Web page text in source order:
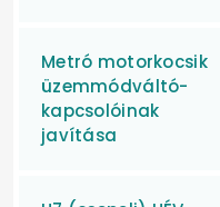
Metró motorkocsik
üzemmódváltó-
kapcsolóinak
javítása